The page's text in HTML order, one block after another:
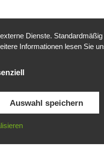
Dienste.
Informationen lesen Sie
Auswahl speichern